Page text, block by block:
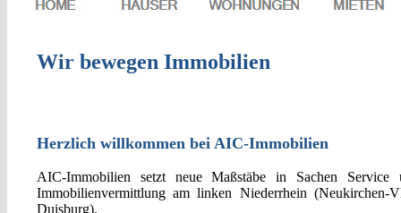
Wir bewegen Immobilien
Herzlich willkommen bei AIC-Immobilien
AIC-Immobilien setzt neue Maßstäbe in Sachen
Immobilienvermittlung am linken Niederrhein (Neukirchen-
Duisburg).